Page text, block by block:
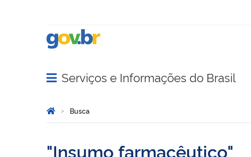
Abrir menu principal de navegação
Serviços e Informações do Brasil
Você está aqui:
Página Inicial
Busca
Insumo farmacêutico